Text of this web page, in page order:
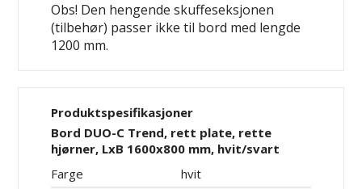
Obs! Den hengende skuffeseksjonen
(tilbehør) passer ikke til bord med lengde
1200 mm.
Produktspesifikasjoner
Bord DUO-C Trend, rett plate, rette
hjørner, LxB 1600x800 mm, hvit/svart
Farge
hvit